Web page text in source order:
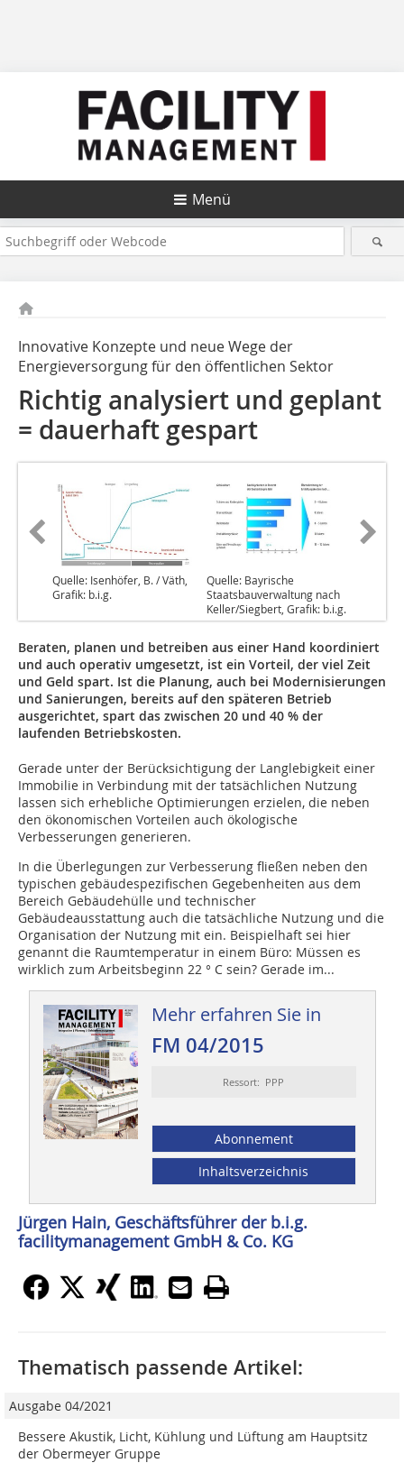
Menü
Innovative Konzepte und neue Wege der
Energieversorgung für den öffentlichen Sektor
Richtig analysiert und geplant
= dauerhaft gespart
Quelle: Isenhöfer, B. / Väth,
Grafik: b.i.g.
Quelle: Bayrische
Staatsbauverwaltung nach
Keller/Siegbert, Grafik: b.i.g.
Beraten, planen und betreiben aus einer Hand koordiniert
und auch operativ umgesetzt, ist ein Vorteil, der viel Zeit
und Geld spart. Ist die Planung, auch bei Modernisierungen
und Sanierungen, bereits auf den späteren Betrieb
ausgerichtet, spart das zwischen 20 und 40 % der
laufenden Betriebskosten.
Gerade unter der Berücksichtigung der Langlebigkeit einer
Immobilie in Verbindung mit der tatsächlichen Nutzung
lassen sich erhebliche Optimierungen erzielen, die neben
den ökonomischen Vorteilen auch ökologische
Verbesserungen generieren.
In die Überlegungen zur Verbesserung fließen neben den
typischen gebäudespezifischen Gegebenheiten aus dem
Bereich Gebäudehülle und technischer
Gebäudeausstattung auch die tatsächliche Nutzung und die
Organisation der Nutzung mit ein. Beispielhaft sei hier
genannt die Raumtemperatur in einem Büro: Müssen es
wirklich zum Arbeitsbeginn 22 ° C sein? Gerade im...
Mehr erfahren Sie in
FM 04/2015
Ressort: PPP
Abonnement
Inhaltsverzeichnis
Jürgen Hain, Geschäftsführer der b.i.g.
facilitymanagement GmbH & Co. KG
Thematisch passende Artikel:
Ausgabe 04/2021
Bessere Akustik, Licht, Kühlung und Lüftung am Hauptsitz
der Obermeyer Gruppe